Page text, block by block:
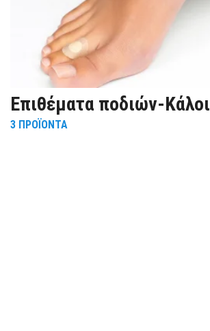
Eπιθέματα ποδιών-Κάλοι
3 ΠΡΟΪΌΝΤΑ